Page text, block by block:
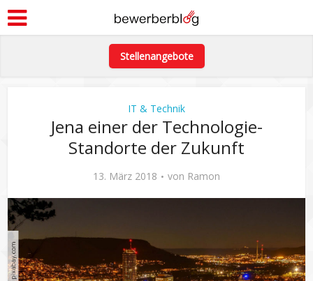
Stellenangebote
IT & Technik
Jena einer der Technologie-
Standorte der Zukunft
13. März 2018 von Ramon